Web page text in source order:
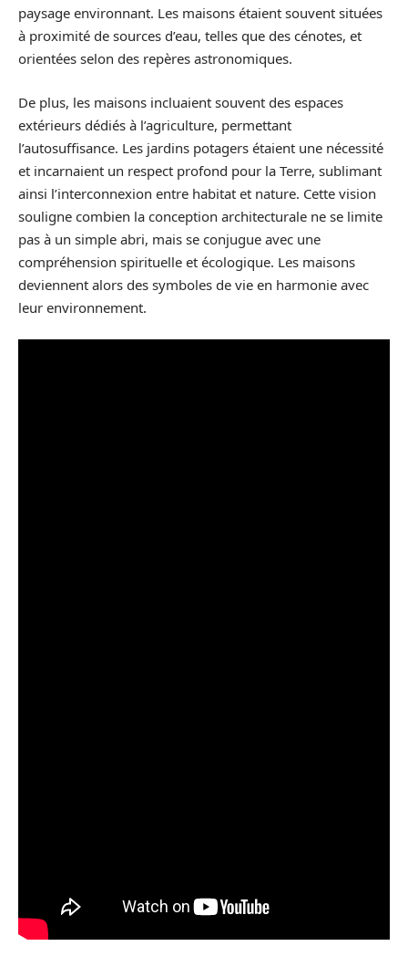
paysage environnant. Les maisons étaient souvent situées
à proximité de sources d’eau, telles que des cénotes, et
orientées selon des repères astronomiques.
De plus, les maisons incluaient souvent des espaces
extérieurs dédiés à l’agriculture, permettant
l’autosuffisance. Les jardins potagers étaient une nécessité
et incarnaient un respect profond pour la Terre, sublimant
ainsi l’interconnexion entre habitat et nature. Cette vision
souligne combien la conception architecturale ne se limite
pas à un simple abri, mais se conjugue avec une
compréhension spirituelle et écologique. Les maisons
deviennent alors des symboles de vie en harmonie avec
leur environnement.